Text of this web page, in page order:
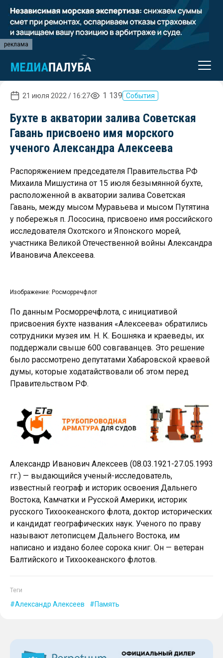
реклама
21 июля 2022 / 16:27 1 139 События
Бухте в акватории залива Советская
Гавань присвоено имя морского
ученого Александра Алексеева
Распоряжением председателя Правительства РФ
Михаила Мишустина от 15 июля безымянной бухте,
расположенной в акватории залива Советская
Гавань, между мысом Муравьева и мысом Путятина
у побережья п. Лососина, присвоено имя российского
исследователя Охотского и Японского морей,
участника Великой Отечественной войны Александра
Ивановича Алексеева.
Изображение: Росморречфлот
По данным Росморречфлота, с инициативой
присвоения бухте названия «Алексеева» обратились
сотрудники музея им. Н. К. Бошняка и краеведы, их
поддержали свыше 600 совгаванцев. Это решение
было рассмотрено депутатами Хабаровской краевой
думы, которые ходатайствовали об этом перед
Правительством РФ.
Александр Иванович Алексеев (08.03.1921-27.05.1993
гг.) — выдающийся ученый-исследователь,
известный географ и историк освоения Дальнего
Востока, Камчатки и Русской Америки, историк
русского Тихоокеанского флота, доктор исторических
и кандидат географических наук. Ученого по праву
называют летописцем Дальнего Востока, им
написано и издано более сорока книг. Он — ветеран
Балтийского и Тихоокеанского флотов.
Теги
Александр Алексеев Память